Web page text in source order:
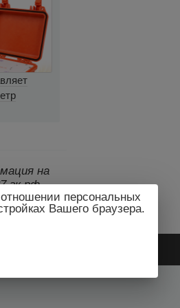
на
гк рф.,
персональных
Вашего браузера.